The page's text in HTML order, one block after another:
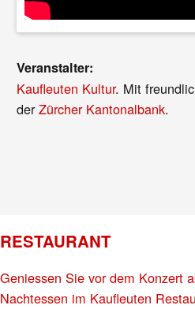
Veranstalter:
Kaufleuten Kultur. Mit
derZürcher Kantonalbank.
RESTAURANT
Geniessen Sie vor dem Konzert
Nachtessen im Kaufleuten